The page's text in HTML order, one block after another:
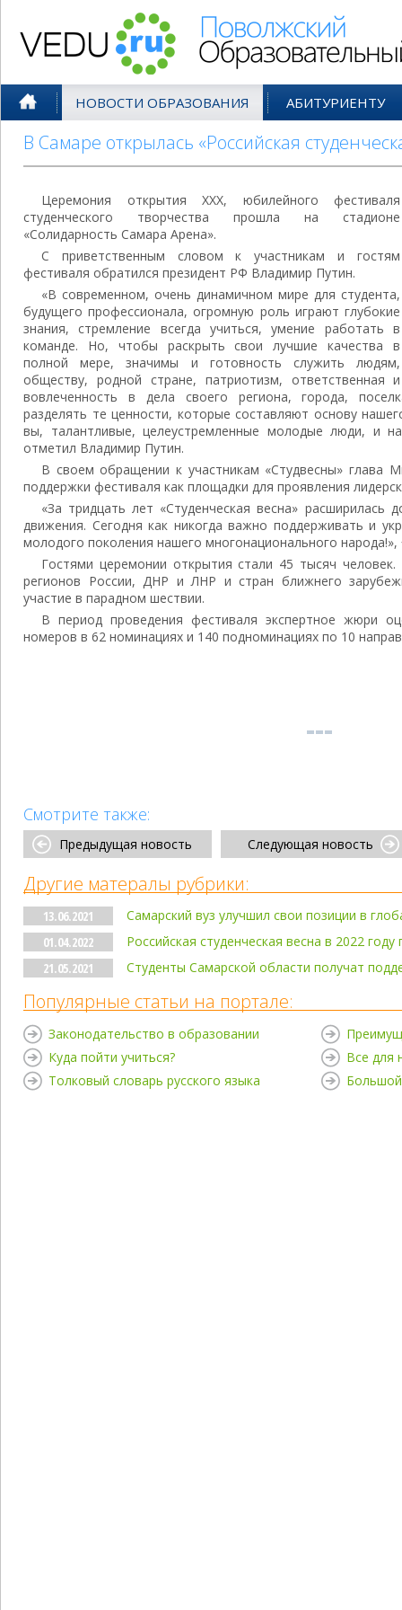
НОВОСТИ ОБРАЗОВАНИЯ АБИТУРИЕНТУ
В Самаре открылась «Российская
Церемония открытия ХХХ, юбилейного фестиваля
студенческого творчества прошла на стадионе
«Солидарность Самара Арена».
С приветственным словом к участникам и гостям
фестиваля обратился президент РФ Владимир Путин.
«В современном, очень динамичном мире для студента,
будущего профессионала, огромную роль играют глубокие
знания, стремление всегда учиться, умение работать в
команде. Но, чтобы раскрыть свои лучшие качества в
полной мере, значимы и готовность служить людям,
обществу, родной стране, патриотизм, ответственная
вовлеченность в дела своего региона, города,
разделять те ценности, которые составляют основу
вы, талантливые, целеустремленные молодые люди, и
отметил Владимир Путин.
В своем обращении к участникам «Студвесны» глава
поддержки фестиваля как площадки для проявления
«За тридцать лет «Студенческая весна»
движения. Сегодня как никогда важно поддерживать и
молодого поколения нашего многонационального
Гостями церемонии открытия стали 45 тысяч
регионов России, ДНР и ЛНР и стран ближнего
участие в парадном шествии.
В период проведения фестиваля экспертное жюри
номеров в 62 номинациях и 140 подноминациях по 10
Смотрите также:
Предыдущая новость Следующая новость
Другие матералы рубрики:
13.06.2021
Самарский вуз улучшил свои позиции в
01.04.2022
Российская студенческая весна в 2022
21.05.2021
Студенты Самарской области получат
Популярные статьи на портале:
Законодательство в образовании
Куда пойти учиться?
Толковый словарь русского языка
Все для
Большой